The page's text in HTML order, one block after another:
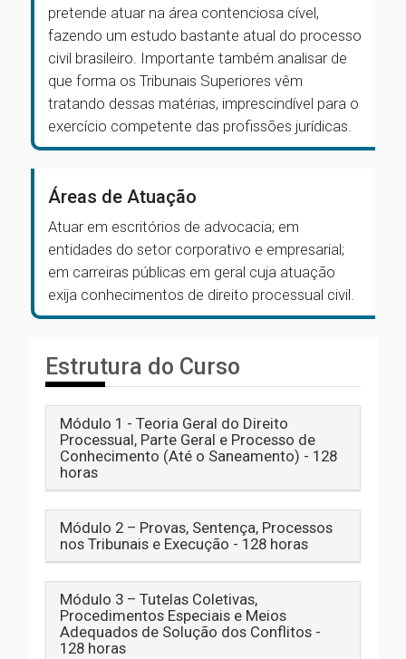
pretende atuar na área contenciosa cível,
fazendo um estudo bastante atual do processo
civil brasileiro. Importante também analisar de
que forma os Tribunais Superiores vêm
tratando dessas matérias, imprescindível para o
exercício competente das profissões jurídicas.
Áreas de Atuação
Atuar em escritórios de advocacia; em
entidades do setor corporativo e empresarial;
em carreiras públicas em geral cuja atuação
exija conhecimentos de direito processual civil.
Estrutura do Curso
Módulo 1 - Teoria Geral do Direito
Processual, Parte Geral e Processo de
Conhecimento (Até o Saneamento) - 128
horas
Módulo 2 – Provas, Sentença, Processos
nos Tribunais e Execução - 128 horas
Módulo 3 – Tutelas Coletivas,
Procedimentos Especiais e Meios
Adequados de Solução dos Conflitos -
128 horas